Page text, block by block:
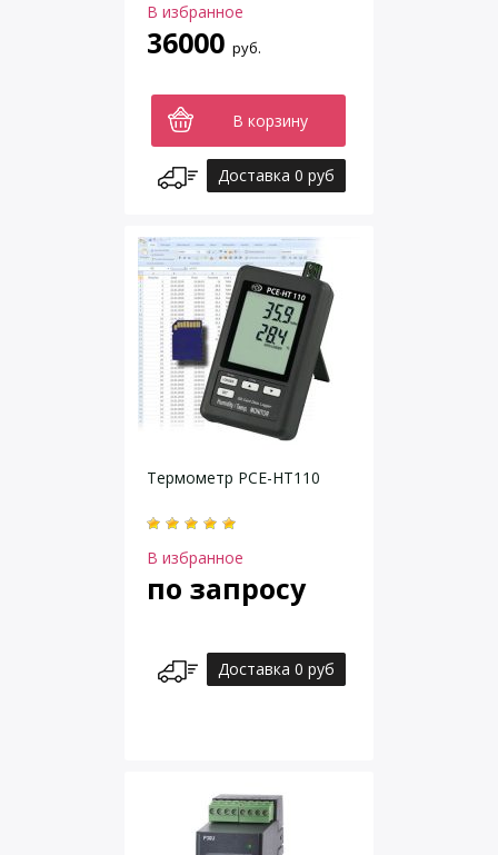
В избранное
36000 руб.
В корзину
Доставка 0 руб
Термометр PCE-HT110
В избранное
по запросу
Доставка 0 руб